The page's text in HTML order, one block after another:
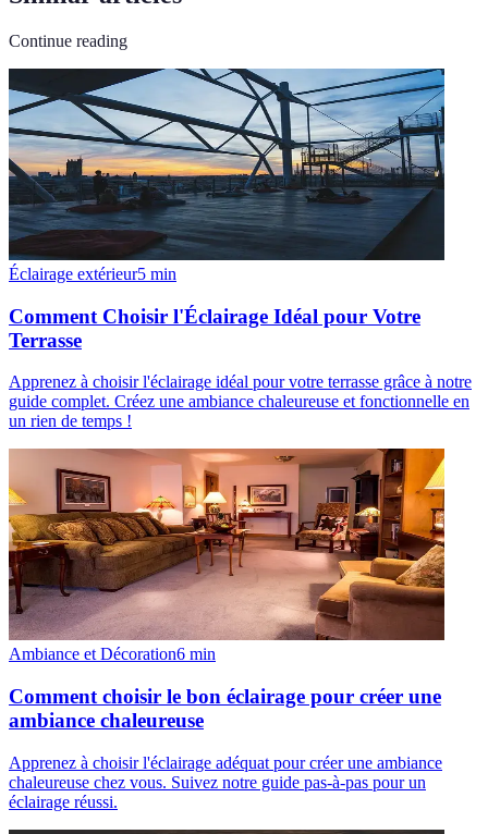
Continue reading
Éclairage extérieur5 min
Comment Choisir l'Éclairage Idéal pour Votre
Terrasse
Apprenez à choisir l'éclairage idéal pour votre terrasse grâce à notre
guide complet. Créez une ambiance chaleureuse et fonctionnelle en
un rien de temps !
Ambiance et Décoration6 min
Comment choisir le bon éclairage pour créer une
ambiance chaleureuse
Apprenez à choisir l'éclairage adéquat pour créer une ambiance
chaleureuse chez vous. Suivez notre guide pas-à-pas pour un
éclairage réussi.